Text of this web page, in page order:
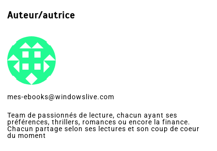
Auteur/autrice
mes-ebooks@windowslive.com
Team de passionnés de lecture, chacun ayant ses
préférences, thrillers, romances ou encore la finance.
Chacun partage selon ses lectures et son coup de coeur
du moment